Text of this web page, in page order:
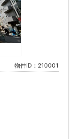
物件ID：210001